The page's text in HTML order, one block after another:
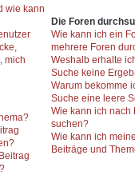
wie kann
mich
Die Foren
Wie kann ich ein
mehrere Foren
Weshalb erhalte
Suche keine
Warum bekomme
Suche eine leere
Wie kann ich nach
suchen?
Wie kann ich
Beiträge und